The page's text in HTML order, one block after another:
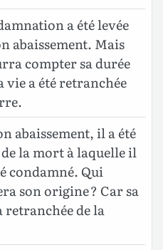
a été levée
abaissement. Mais
compter sa durée
vie a été retranchée
abaissement, il a été
la mort à laquelle il
condamné. Qui
son origine ? Car sa
retranchée de la